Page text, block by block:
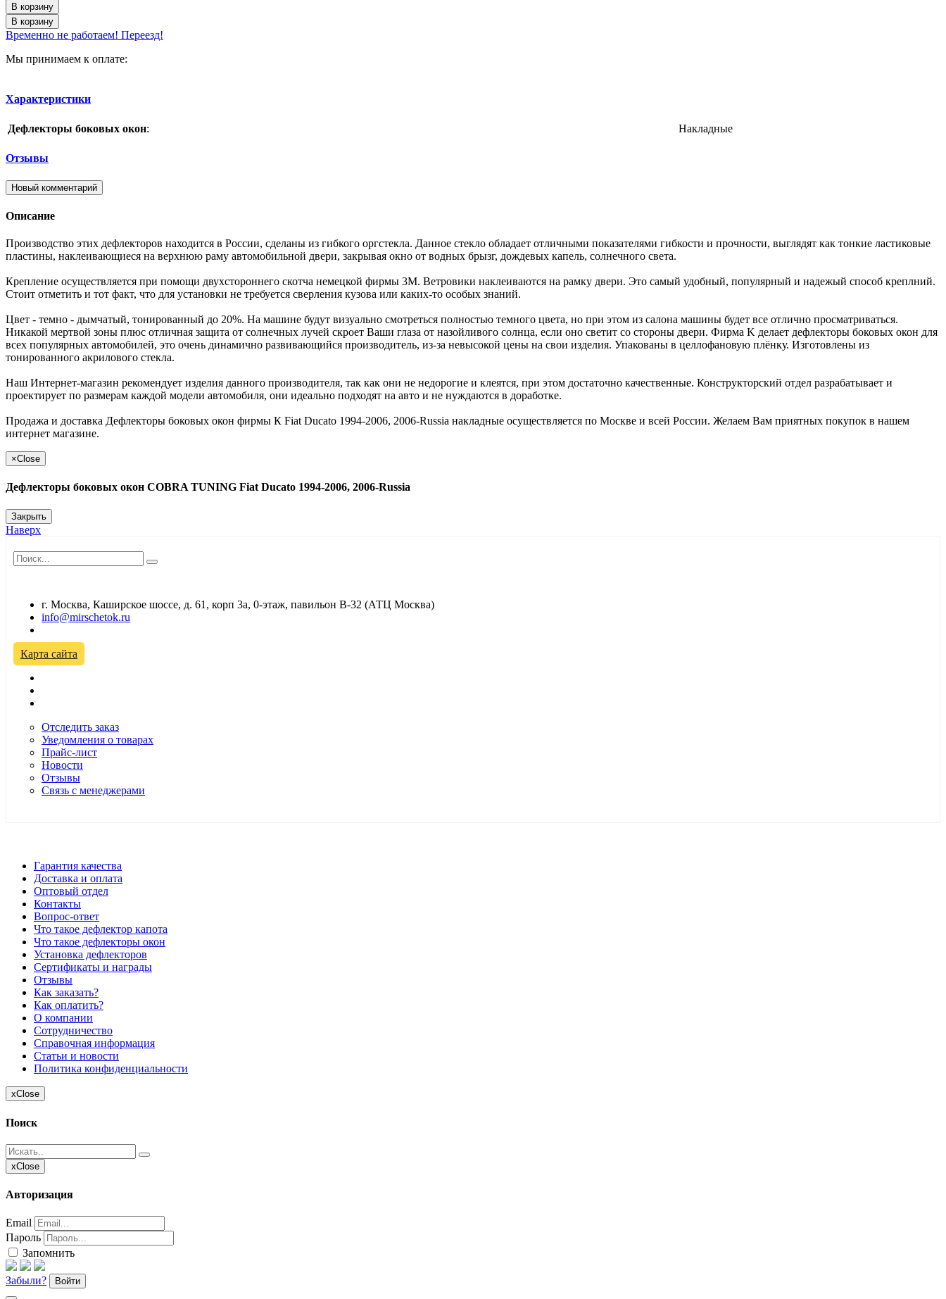
В корзину
В корзину
Временно не работаем! Переезд!
Мы принимаем к оплате:
Характеристики
Дефлекторы боковых окон: Накладные
Отзывы
Новый комментарий
Описание
Производство этих дефлекторов находится в России, сделаны из гибкого оргстекла. Данное стекло обладает отличными показателями гибкости и прочности, выглядят как тонкие ластиковые
пластины, наклеивающиеся на верхнюю раму автомобильной двери, закрывая окно от водных брызг, дождевых капель, солнечного света.
Крепление осуществляется при помощи двухстороннего скотча немецкой фирмы 3M. Ветровики наклеиваются на рамку двери. Это самый удобный, популярный и надежый способ креплний.
Стоит отметить и тот факт, что для установки не требуется сверления кузова или каких-то особых знаний.
Цвет - темно - дымчатый, тонированный до 20%. На машине будут визуально смотреться полностью темного цвета, но при этом из салона машины будет все отлично просматриваться.
Никакой мертвой зоны плюс отличная защита от солнечных лучей скроет Ваши глаза от назойливого солнца, если оно светит со стороны двери. Фирма K делает дефлекторы боковых окон для
всех популярных автомобилей, это очень динамично развивающийся производитель, из-за невысокой цены на свои изделия. Упакованы в целлофановую плёнку. Изготовлены из
тонированного акрилового стекла.
Наш Интернет-магазин рекомендует изделия данного производителя, так как они не недорогие и клеятся, при этом достаточно качественные. Конструкторский отдел разрабатывает и
проектирует по размерам каждой модели автомобиля, они идеально подходят на авто и не нуждаются в доработке.
Продажа и доставка Дефлекторы боковых окон фирмы К Fiat Ducato 1994-2006, 2006-Russia накладные осуществляется по Москве и всей России. Желаем Вам приятных покупок в нашем
интернет магазине.
×Close
Дефлекторы боковых окон COBRA TUNING Fiat Ducato 1994-2006, 2006-Russia
Закрыть
Наверх
г. Москва, Каширское шоссе, д. 61, корп 3а, 0-этаж, павильон В-32 (АТЦ Москва)
info@mirschetok.ru
Карта сайта
Отследить заказ
Уведомления о товарах
Прайс-лист
Новости
Отзывы
Связь с менеджерами
Гарантия качества
Доставка и оплата
Оптовый отдел
Контакты
Вопрос-ответ
Что такое дефлектор капота
Что такое дефлекторы окон
Установка дефлекторов
Сертификаты и награды
Отзывы
Как заказать?
Как оплатить?
О компании
Сотрудничество
Справочная информация
Статьи и новости
Политика конфиденциальности
xClose
Поиск
xClose
Авторизация
Email
Пароль
Запомнить
Забыли? Войти